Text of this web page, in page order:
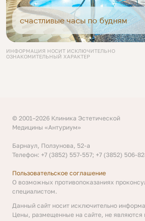
счастливые часы по будням
ИНФОРМАЦИЯ НОСИТ ИСКЛЮЧИТЕЛЬНО
ОЗНАКОМИТЕЛЬНЫЙ ХАРАКТЕР
© 2001–2026 Клиника Эстетической
Медицины «Антуриум»
Барнаул, Ползунова, 52-а
Телефон: +7 (3852) 557-557; +7 (3852) 506-
Пользовательское соглашение
О возможных противопоказаниях
специалистом.
Данный сайт носит исключительно
Цены, размещенные на сайте, не являются